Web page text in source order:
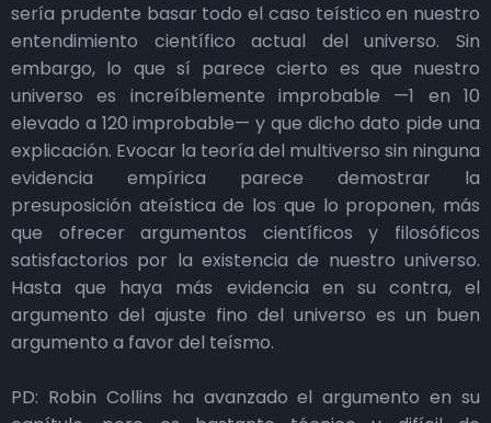
sería prudente basar todo el caso teístico en nuestro
entendimiento científico actual del universo. Sin
embargo, lo que sí parece cierto es que nuestro
universo es increíblemente improbable —1 en 10
elevado a 120 improbable— y que dicho dato pide una
explicación. Evocar la teoría del multiverso sin ninguna
evidencia empírica parece demostrar la
presuposición ateística de los que lo proponen, más
que ofrecer argumentos científicos y filosóficos
satisfactorios por la existencia de nuestro universo.
Hasta que haya más evidencia en su contra, el
argumento del ajuste fino del universo es un buen
argumento a favor del teísmo.
PD: Robin Collins ha avanzado el argumento en su